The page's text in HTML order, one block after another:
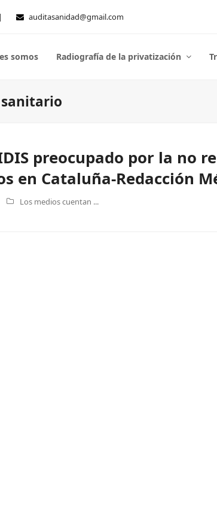
auditasanidad@gmail.com
somos Radiografía de la privatización
sanitario
preocupado por la no
en Cataluña-Redacción
Los medios cuentan ...